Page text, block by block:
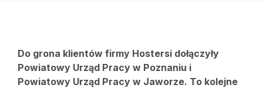
Do grona klientów firmy Hostersi dołączyły
Powiatowy Urząd Pracy w Poznaniu i
Powiatowy Urząd Pracy w Jaworze. To kolejne